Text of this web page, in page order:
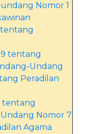
Nomor 1
tentang
Undang
Peradilan
tentang
Nomor 7
Agama